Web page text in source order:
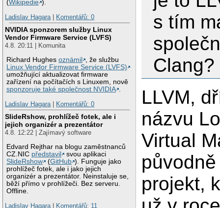
(Wikipedie ).
Ladislav Hagara
Komentářů: 0
NVIDIA sponzorem služby Linux
Vendor Firmware Service (LVFS)
4.8. 20:11 | Komunita
Richard Hughesoznámil
, že službu
Linux Vendor Firmware Service (LVFS)
umožňující aktualizovat firmware
zařízení na počítačích s Linuxem, nově
sponzoruje také společnost NVIDIA .
Ladislav Hagara | Komentářů: 0
SlideRshow, prohlížeč fotek, ale i
jejich organizér a prezentátor
4.8. 12:22 | Zajímavý software
Edvard Rejthar na blogu zaměstnanců
CZ.NIC představil
svou aplikaci
SlideRshow
(GitHub ). Funguje jako
prohlížeč fotek, ale i jako jejich
organizér a prezentátor. Neinstaluje se,
běží přímo v prohlížeči. Bez serveru.
Offline.
Ladislav Hagara | Komentářů: 11
s tím
Clang?
LLVM,
názvu
Virtual
projekt,